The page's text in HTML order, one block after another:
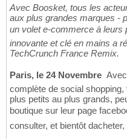
Avec Boosket, tous les
aux plus grandes marques -
un volet e-commerce à leurs
innovante et clé en mains a
TechCrunch France Remix.
Paris, le 24 Novembre  Avec
complète de social
plus petits au plus grands,
boutique sur leur page
consulter, et bientôt